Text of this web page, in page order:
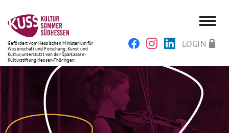
Gefördert vom Hessischen Ministerium für
Wissenschaft und Forschung, Kunst und
Kultur, unterstützt von der Sparkassen-
Kulturstiftung Hessen-Thüringen
LOGIN